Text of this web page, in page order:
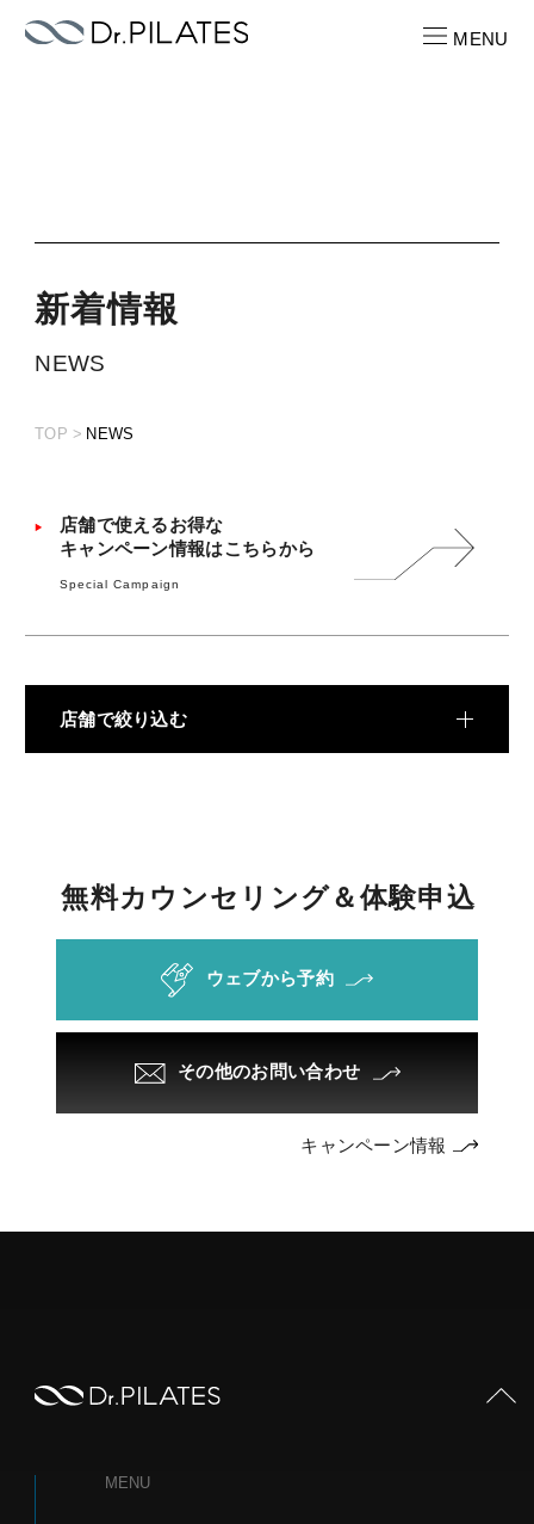
新着情報
NEWS
TOP NEWS
店舗で使えるお得な
キャンペーン情報はこちらから
Special Campaign
店舗で絞り込む
無料カ ウ ンセ リ ング＆体験申込
ウェブから予約
その他のお問い合わせ
キャンペーン情報
MENU
COLUMN
MENU